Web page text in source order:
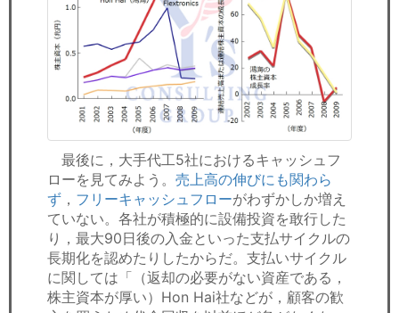
最後に，大手代工5社におけるキャッシュフ
ローを見てみよう。 売上高の伸びにも関わら
ず ， フリーキャッシュフローがわずかしか増え
ていない。各社が積極的に設備投資を敢行した
り，最大90日後の入金といった支払サイクルの
長期化を認めたりしたからだ。支払いサイクル
に関しては「（返却の必要がない資産である，
株主資本が厚い）Hon Hai社などが，顧客の歓